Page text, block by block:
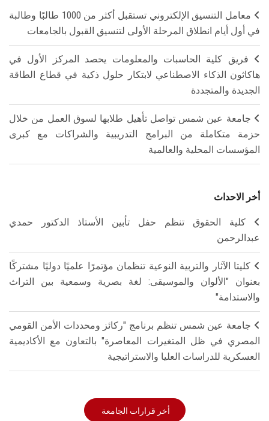
معامل التنسيق الإلكتروني تستقبل أكثر من 1000 طالبًا وطالبة
في أول أيام انطلاق المرحلة الأولى لتنسيق القبول بالجامعات
فريق كلية الحاسبات والمعلومات يحصد المركز الأول في
هاكاثون الذكاء الاصطناعي لابتكار حلول ذكية في قطاع الطاقة
الجديدة والمتجددة
جامعة عين شمس تواصل تأهيل طلابها لسوق العمل من خلال
حزمة متكاملة من البرامج التدريبية والشراكات مع كبرى
المؤسسات المحلية والعالمية
أخر الاحداث
كلية الحقوق تنظم حفل تأبين الأستاذ الدكتور حمدي
عبدالرحمن
كليتا الآثار والتربية النوعية تنظمان مؤتمرًا علميًا دوليًا مشتركًا
بعنوان "الألوان والموسيقى: لغة بصرية وسمعية بين التراث
والاستدامة"
جامعة عين شمس تنظم برنامج "ركائز ومحددات الأمن القومي
المصري في ظل المتغيرات المعاصرة" بالتعاون مع الأكاديمية
العسكرية للدراسات العليا والاستراتيجية
أخر قرارات الجامعة